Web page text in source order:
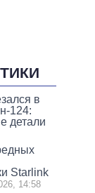
в
124:
детали
Starlink
14:58